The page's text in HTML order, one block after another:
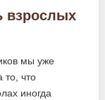
взрослых
мы уже
то, что
иногда